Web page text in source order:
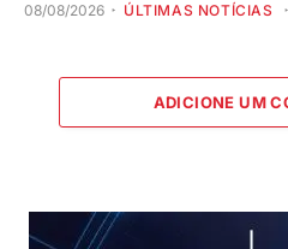
08/08/2026 ÚLTIMAS NOTÍCIAS
ADICIONE UM